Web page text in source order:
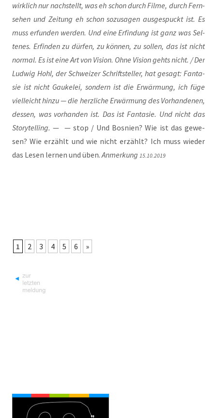
wirk­lich nur nach­stellt, was eh schon durch Fil­me, durch Fern­
se­hen und Zei­tung eh schon sozu­sa­gen aus­ge­spuckt ist. Es
muss erfun­den wer­den. Und eine Erfin­dung ist ganz was Sel­
te­nes. Erfin­den zu dür­fen, zu kön­nen, zu sol­len, das ist nicht
nor­mal. Es ist eine Art von Visi­on. Ohne Visi­on gehts nicht. / Der
Lud­wig Hohl, der Schwei­zer Schrift­stel­ler, hat gesagt: Fan­ta­
sie ist nicht Gau­ke­lei, son­dern ist die Erwär­mung, ich füge
viel­leicht hin­zu — die herz­li­che Erwär­mung des Vor­han­de­nen,
des­sen, was vor­han­den ist. Das ist Fan­ta­sie. Und nicht das
Sto­rytel­ling. — — stop / Und Bos­ni­en? Wie ist das gewe­
sen? Wie erzählt und wie nicht erzählt? Ich muss wie­der
das Lesen ler­nen und üben.Anmer­kung 15.10.2019
1 2 3 4 5 6 »